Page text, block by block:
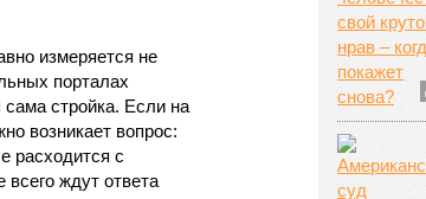
измеряется не
порталах
стройка. Если на
возникает вопрос:
расходится с
ждут ответа